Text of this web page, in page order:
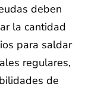
deben
la cantidad
para saldar
regulares,
de